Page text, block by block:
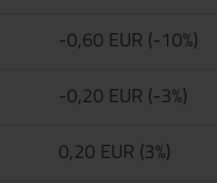
-0,60 EUR (-10%)
-0,20 EUR (-3%)
0,20 EUR (3%)